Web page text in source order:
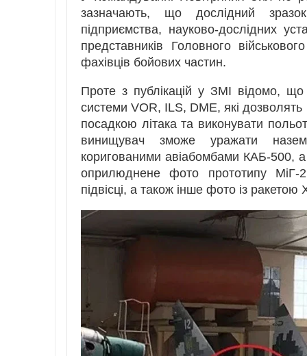
зазначають, що дослідний
підприємства, науково-дослідних
представників Головного
фахівців бойових частин.
Проте з публікацій у ЗМІ відомо, що
системи VOR, ILS, DME, які
посадкою літака та виконувати
винищувач зможе уражати
коригованими авіабомбами КАБ-500,
оприлюднене фото прототипу
підвісці, а також інше фото із ракетою